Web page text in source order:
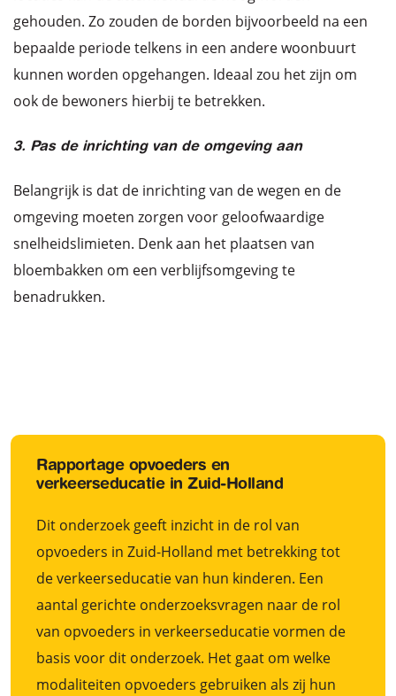
gehouden. Zo zouden de borden bijvoorbeeld na een
bepaalde periode telkens in een andere woonbuurt
kunnen worden opgehangen. Ideaal zou het zijn om
ook de bewoners hierbij te betrekken.
3. Pas de inrichting van de omgeving aan
Belangrijk is dat de inrichting van de wegen en de
omgeving moeten zorgen voor geloofwaardige
snelheidslimieten. Denk aan het plaatsen van
bloembakken om een verblijfsomgeving te
benadrukken.
Rapportage opvoeders en
verkeerseducatie in Zuid-Holland
Dit onderzoek geeft inzicht in de rol van
opvoeders in Zuid-Holland met betrekking tot
de verkeerseducatie van hun kinderen. Een
aantal gerichte onderzoeksvragen naar de rol
van opvoeders in verkeerseducatie vormen de
basis voor dit onderzoek. Het gaat om welke
modaliteiten opvoeders gebruiken als zij hun